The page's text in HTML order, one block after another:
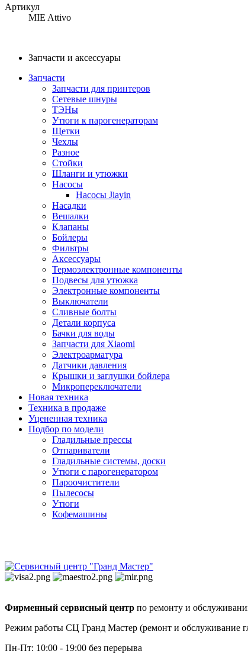
Артикул
MIE Attivo
Запчасти и аксессуары
Запчасти
Запчасти для принтеров
Сетевые шнуры
ТЭНы
Утюги к парогенераторам
Щетки
Чехлы
Разное
Стойки
Шланги и утюжки
Насосы
Насосы Jiayin
Насадки
Вешалки
Клапаны
Бойлеры
Фильтры
Аксессуары
Термоэлектронные компоненты
Подвесы для утюжка
Электронные компоненты
Выключатели
Сливные болты
Детали корпуса
Бачки для воды
Запчасти для Xiaomi
Электроарматура
Датчики давления
Крышки и заглушки бойлера
Микропереключатели
Новая техника
Техника в продаже
Уцененная техника
Подбор по модели
Гладильные прессы
Отпариватели
Гладильные системы, доски
Утюги с парогенератором
Пароочистители
Пылесосы
Утюги
Кофемашины
Фирменный сервисный центр по ремонту и
Режим работы СЦ Гранд Мастер (ремонт и обслуживание
Пн-Пт: 10:00 - 19:00 без перерыва